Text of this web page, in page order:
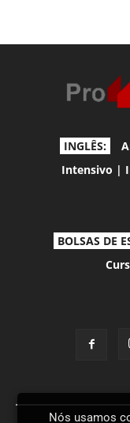
INGLÊS:
Intensivo |
BOLSAS DE
Nós usamos